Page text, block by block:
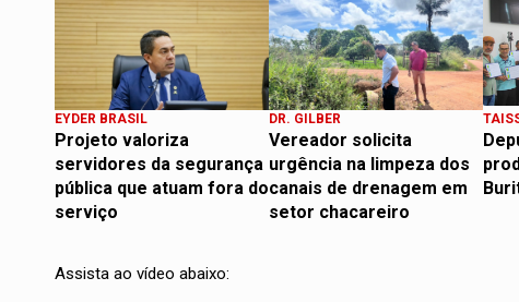
EYDER BRASIL
Projeto valoriza
servidores da segurança
pública que atuam fora do
serviço
DR. GILBER
Vereador solicita
urgência na limpeza dos
canais de drenagem em
setor chacareiro
Assista ao vídeo abaixo: